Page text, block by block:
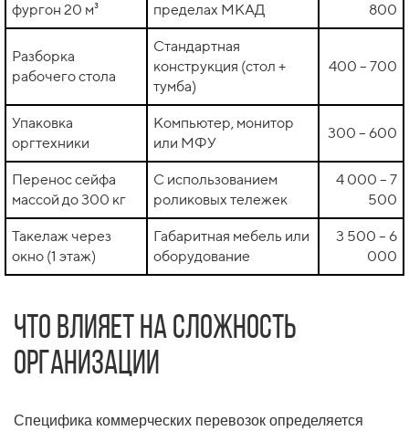
фургон 20 м³
пределах МКАД
800
Разборка
рабочего стола
Стандартная
конструкция (стол +
тумба)
400 – 700
Упаковка
оргтехники
Компьютер, монитор
или МФУ
300 – 600
Перенос сейфа
массой до 300 кг
С использованием
роликовых тележек
4 000 – 7
500
Такелаж через
окно (1 этаж)
Габаритная мебель или
оборудование
3 500 – 6
000
Что влияет на сложность
организации
Специфика коммерческих перевозок определяется